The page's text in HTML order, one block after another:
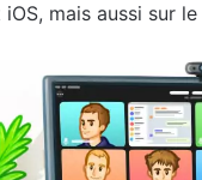
mais aussi sur